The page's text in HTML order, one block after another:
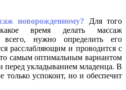
новорожденному?
Для того
время делать массаж
всего, нужно определить его
расслабляющим и проводится с
самым оптимальным вариантом
перед укладыванием младенца. В
только успокоит, но и обеспечит